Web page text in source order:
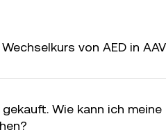
von AED in
gekauft. Wie kann ich